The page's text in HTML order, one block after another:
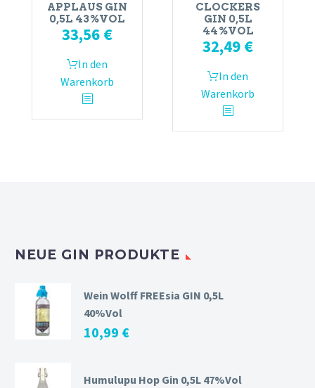
APPLAUS GIN
0,5L 43%VOL
33,56 €
In den
Warenkorb
CLOCKERS
GIN 0,5L
44%VOL
32,49 €
In den
Warenkorb
NEUE GIN PRODUKTE
Wein Wolff FREEsia GIN 0,5L
40%Vol
10,99 €
Humulupu Hop Gin 0,5L 47%Vol